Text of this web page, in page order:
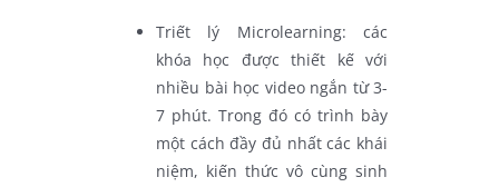
Triết lý Microlearning: các
khóa học được thiết kế với
nhiều bài học video ngắn từ 3-
7 phút. Trong đó có trình bày
một cách đầy đủ nhất các khái
niệm, kiến thức vô cùng sinh